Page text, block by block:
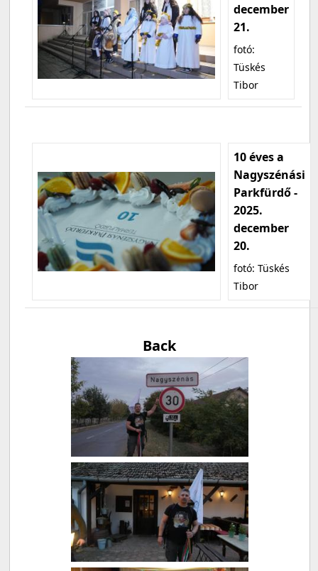
december
21.
fotó:
Tüskés
Tibor
10 éves a
Nagyszénási
Parkfürdő -
2025.
december
20.
fotó: Tüskés
Tibor
Back